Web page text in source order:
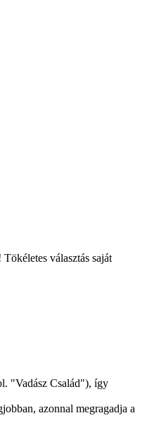
választás saját
"Vadász Család"), így
azonnal megragadja a